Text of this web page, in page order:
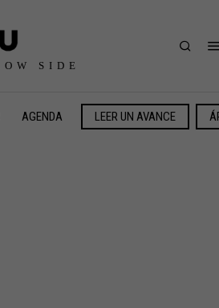
SIDE
AGENDA LEER UN AVANCE